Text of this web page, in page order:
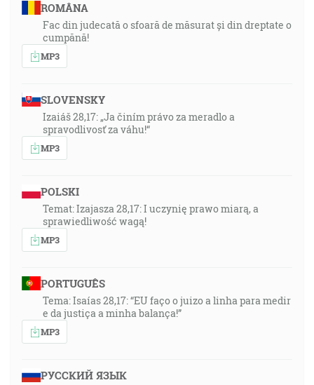
ROMÂNA
Fac din judecată o sfoară de măsurat și din dreptate o
cumpănă!
MP3
SLOVENSKY
Izaiáš 28,17: „Ja činím právo za meradlo a
spravodlivosť za váhu!“
MP3
POLSKI
Temat: Izajasza 28,17: I uczynię prawo miarą, a
sprawiedliwość wagą!
MP3
PORTUGUÊS
Tema: Isaías 28,17: “EU faço o juizo a linha para medir
e da justiça a minha balança!”
MP3
РУССКИЙ ЯЗЫК